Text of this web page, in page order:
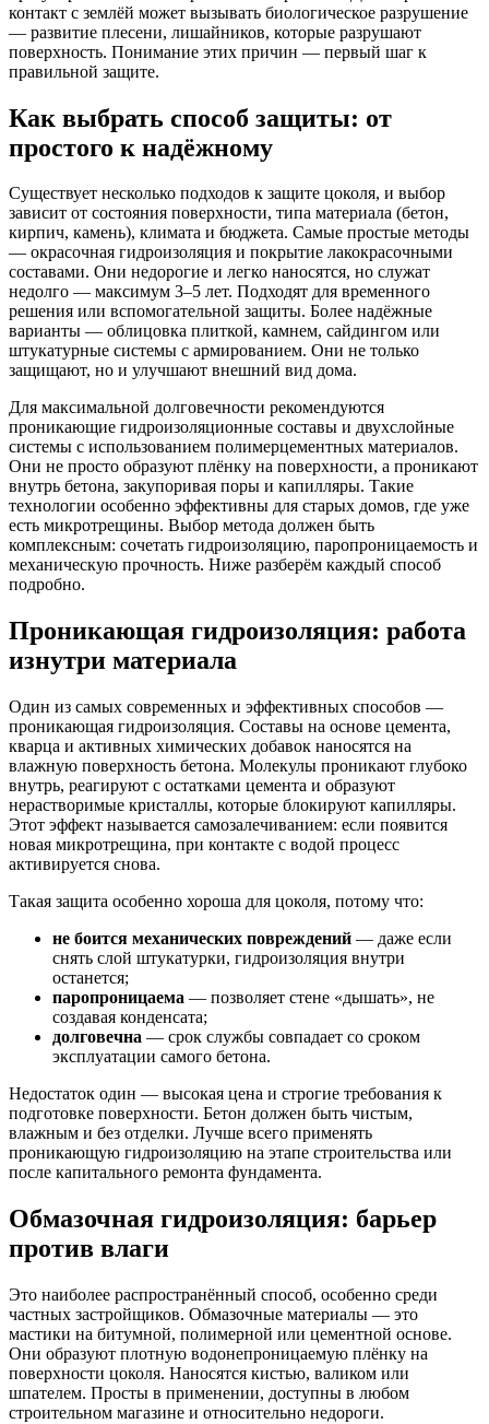
контакт с землёй может вызывать биологическое разрушение
— развитие плесени, лишайников, которые разрушают
поверхность. Понимание этих причин — первый шаг к
правильной защите.
Как выбрать способ защиты: от
простого к надёжному
Существует несколько подходов к защите цоколя, и выбор
зависит от состояния поверхности, типа материала (бетон,
кирпич, камень), климата и бюджета. Самые простые методы
— окрасочная гидроизоляция и покрытие лакокрасочными
составами. Они недорогие и легко наносятся, но служат
недолго — максимум 3–5 лет. Подходят для временного
решения или вспомогательной защиты. Более надёжные
варианты — облицовка плиткой, камнем, сайдингом или
штукатурные системы с армированием. Они не только
защищают, но и улучшают внешний вид дома.
Для максимальной долговечности рекомендуются
проникающие гидроизоляционные составы и двухслойные
системы с использованием полимерцементных материалов.
Они не просто образуют плёнку на поверхности, а проникают
внутрь бетона, закупоривая поры и капилляры. Такие
технологии особенно эффективны для старых домов, где уже
есть микротрещины. Выбор метода должен быть
комплексным: сочетать гидроизоляцию, паропроницаемость и
механическую прочность. Ниже разберём каждый способ
подробно.
Проникающая гидроизоляция: работа
изнутри материала
Один из самых современных и эффективных способов —
проникающая гидроизоляция. Составы на основе цемента,
кварца и активных химических добавок наносятся на
влажную поверхность бетона. Молекулы проникают глубоко
внутрь, реагируют с остатками цемента и образуют
нерастворимые кристаллы, которые блокируют капилляры.
Этот эффект называется самозалечиванием: если появится
новая микротрещина, при контакте с водой процесс
активируется снова.
Такая защита особенно хороша для цоколя, потому что:
не боится механических повреждений — даже если
снять слой штукатурки, гидроизоляция внутри
останется;
паропроницаема — позволяет стене «дышать», не
создавая конденсата;
долговечна — срок службы совпадает со сроком
эксплуатации самого бетона.
Недостаток один — высокая цена и строгие требования к
подготовке поверхности. Бетон должен быть чистым,
влажным и без отделки. Лучше всего применять
проникающую гидроизоляцию на этапе строительства или
после капитального ремонта фундамента.
Обмазочная гидроизоляция: барьер
против влаги
Это наиболее распространённый способ, особенно среди
частных застройщиков. Обмазочные материалы — это
мастики на битумной, полимерной или цементной основе.
Они образуют плотную водонепроницаемую плёнку на
поверхности цоколя. Наносятся кистью, валиком или
шпателем. Просты в применении, доступны в любом
строительном магазине и относительно недороги.